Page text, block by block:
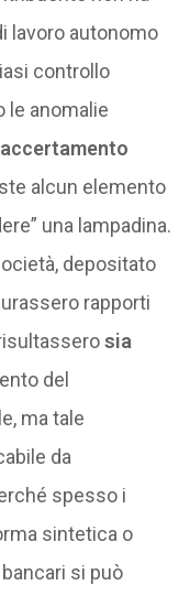
lavoro autonomo
controllo
le anomalie
alcun elemento
una lampadina.
depositato
rapporti
sia
del
ma tale
da
spesso i
sintetica o
si può